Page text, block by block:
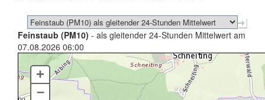
Feinstaub (PM10) - als gleitender 24-Stunden Mittelwert am
07.08.2026 06:00
+
–